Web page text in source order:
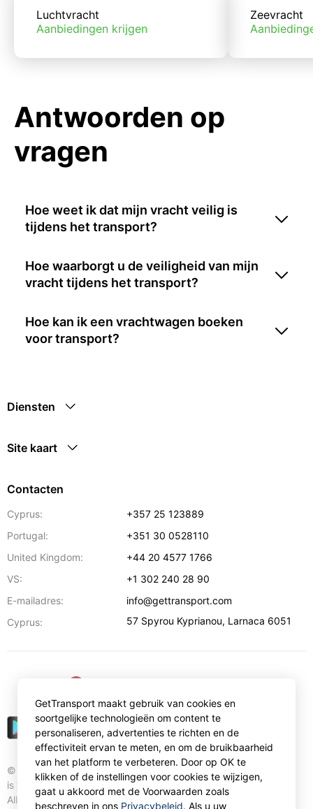
Luchtvracht
Aanbiedingen krijgen
Zeevracht
Antwoorden op
vragen
Hoe weet ik dat mijn vracht veilig is
tijdens het transport?
Hoe waarborgt u de veiligheid van mijn
vracht tijdens het transport?
Hoe kan ik een vrachtwagen boeken
voor transport?
Diensten
Site kaart
Contacten
Cyprus:
+357 25 123889
Portugal:
+351 30 0528110
United Kingdom:
+44 20 4577 1766
VS:
+1 302 240 28 90
E-mailadres:
info@gettransport.com
Cyprus:
57 Spyrou Kyprianou, Larnaca 6051
© Gettransport International Limited. GetTransport®
is trademark of Gettransport International Limited.
All rights reserved.
GetTransport maakt gebruik van cookies en
soortgelijke technologieën om content te
personaliseren, advertenties te richten en de
effectiviteit ervan te meten, en om de bruikbaarheid
van het platform te verbeteren. Door op OK te
klikken of de instellingen voor cookies te wijzigen,
gaat u akkoord met de Voorwaarden zoals
beschreven in ons Privacybeleid. Als u uw